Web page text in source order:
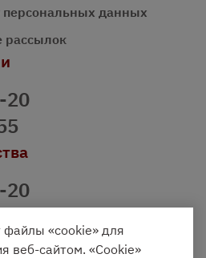
персональных данных
рассылок
20
20
файлы «cookie» для
веб-сайтом. «Cookie»